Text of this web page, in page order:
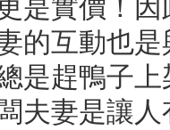
是實價！
的互動也
是趕鴨子
夫妻是讓